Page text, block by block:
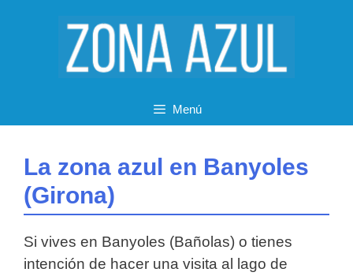
Menú
La zona azul en Banyoles
(Girona)
Si vives en Banyoles (Bañolas) o tienes
intención de hacer una visita al lago de